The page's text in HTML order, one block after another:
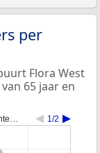
per
Flora West
65 jaar en
1/2